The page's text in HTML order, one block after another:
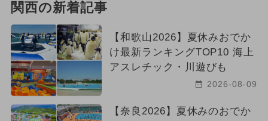
関西の新着記事
【和歌山2026】夏休みおでか
け最新ランキングTOP10 海上
アスレチック・川遊びも
2026-08-09
【奈良2026】夏休みのおでか